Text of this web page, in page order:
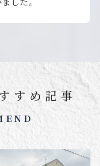
すめ記事